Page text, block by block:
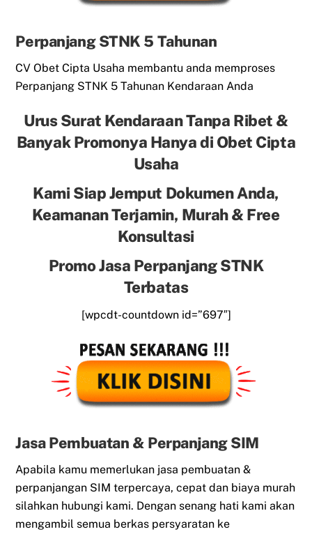
Perpanjang STNK 5 Tahunan
CV Obet Cipta Usaha membantu anda memproses
Perpanjang STNK 5 Tahunan Kendaraan Anda
Urus Surat Kendaraan Tanpa Ribet &
Banyak Promonya Hanya di Obet Cipta
Usaha
Kami Siap Jemput Dokumen Anda,
Keamanan Terjamin, Murah & Free
Konsultasi
Promo Jasa Perpanjang STNK
Terbatas
[wpcdt-countdown id=”697″]
Jasa Pembuatan & Perpanjang SIM
Apabila kamu memerlukan jasa pembuatan &
perpanjangan SIM terpercaya, cepat dan biaya murah
silahkan hubungi kami. Dengan senang hati kami akan
mengambil semua berkas persyaratan ke